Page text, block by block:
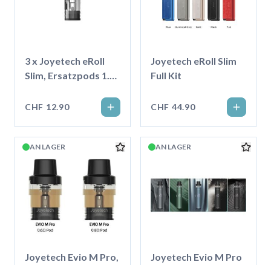
3 x Joyetech eRoll
Slim, Ersatzpods 1.0
CHF 12.90
Joyetech eRoll Slim
Full Kit
CHF 44.90
AN LAGER
Joyetech Evio M Pro,
AN LAGER
Joyetech Evio M Pro